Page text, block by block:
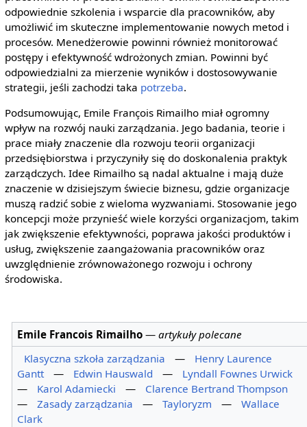
odpowiednie szkolenia i wsparcie dla pracowników, aby
umożliwić im skuteczne implementowanie nowych metod i
procesów. Menedżerowie powinni również monitorować
postępy i efektywność wdrożonych zmian. Powinni być
odpowiedzialni za mierzenie wyników i dostosowywanie
strategii, jeśli zachodzi taka potrzeba.
Podsumowując, Emile François Rimailho miał ogromny
wpływ na rozwój nauki zarządzania. Jego badania, teorie i
prace miały znaczenie dla rozwoju teorii organizacji
przedsiębiorstwa i przyczyniły się do doskonalenia praktyk
zarządczych. Idee Rimailho są nadal aktualne i mają duże
znaczenie w dzisiejszym świecie biznesu, gdzie organizacje
muszą radzić sobie z wieloma wyzwaniami. Stosowanie jego
koncepcji może przynieść wiele korzyści organizacjom, takim
jak zwiększenie efektywności, poprawa jakości produktów i
usług, zwiększenie zaangażowania pracowników oraz
uwzględnienie zrównoważonego rozwoju i ochrony
środowiska.
Emile Francois Rimailho —artykuły polecane
Klasyczna szkoła zarządzania
—
Henry Laurence
Gantt
— Edwin Hauswald —
Lyndall Fownes Urwick
—
Karol Adamiecki —
Clarence Bertrand Thompson
—
Zasady zarządzania — Tayloryzm —
Wallace
Clark